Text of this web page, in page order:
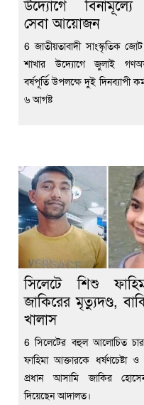
উদ্যোগে বিনামূল্যে
সেবা আয়োজন
6 জাতীয়তাবাদী সাংস্কৃতিক
শাখার উদ্যোগে জুলাই
বর্ষপূর্তি উপলক্ষে দুই দিনব্যাপী
৬ আগষ্ট
সিলেটে শিশু
জাকিরের মৃত্যুদণ্ড,
খালাস
6 সিলেটের বহুল আলোচিত
ফাহিমা আক্তারকে ধর্ষণচেষ্টা
প্রধান আসামি জাকির
দিয়েছেন আদালত।